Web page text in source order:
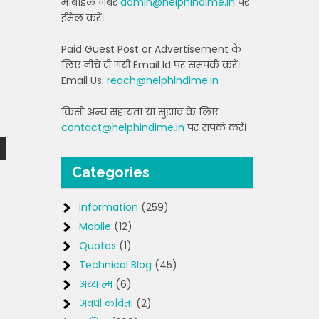
ईमेल करें।
Paid Guest Post or Advertisement के
लिए नीचे दी गयी Email Id पर समपर्क करें।
Email Us: reach@helphindime.in
किसी अन्य सहायता या सुझाव के लिए
contact@helphindime.in पर संपर्क करें।
Categories
Information (259)
Mobile (12)
Quotes (1)
Technical Blog (45)
अध्यात्म(6)
अवधी कविता(2)